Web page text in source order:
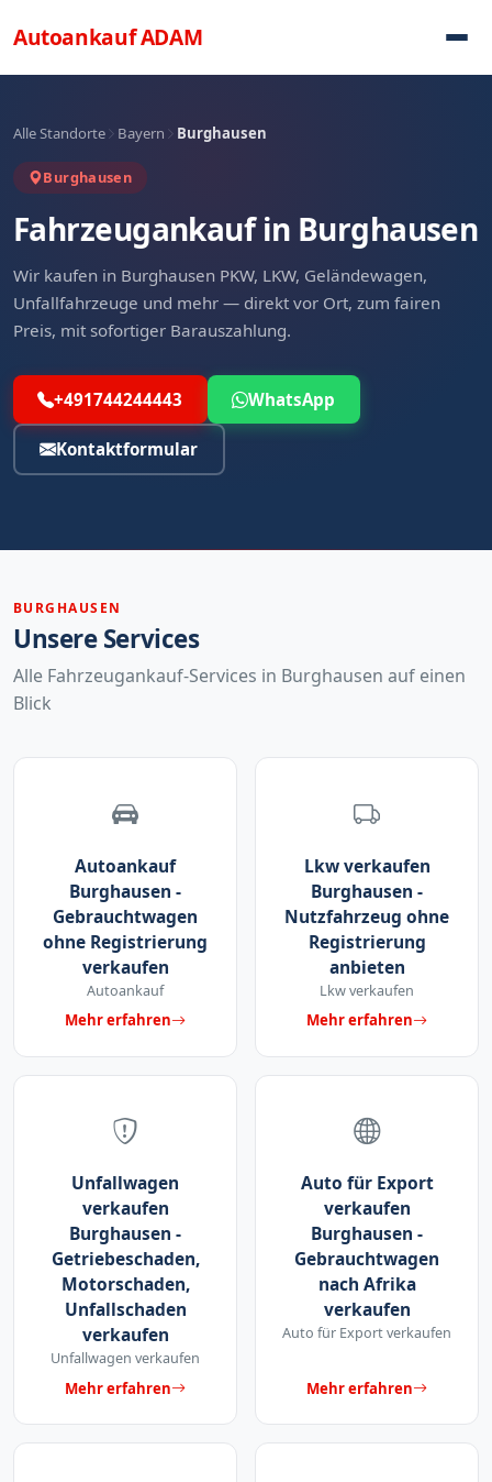
AutoankaufADAM
Alle Standorte Bayern Burghausen
Burghausen
Fahrzeugankauf in Burghausen
Wir kaufen in Burghausen PKW, LKW, Geländewagen,
Unfallfahrzeuge und mehr — direkt vor Ort, zum fairen
Preis, mit sofortiger Barauszahlung.
+491744244443 WhatsApp
Kontaktformular
BURGHAUSEN
Unsere Services
Alle Fahrzeugankauf-Services in Burghausen auf einen
Blick
Autoankauf
Burghausen -
Gebrauchtwagen
ohne Registrierung
verkaufen
Autoankauf
Mehr erfahren
Lkw verkaufen
Burghausen -
Nutzfahrzeug ohne
Registrierung
anbieten
Lkw verkaufen
Mehr erfahren
Unfallwagen
verkaufen
Burghausen -
Getriebeschaden,
Motorschaden,
Unfallschaden
verkaufen
Unfallwagen verkaufen
Mehr erfahren
Auto für Export
verkaufen
Burghausen -
Gebrauchtwagen
nach Afrika
verkaufen
Auto für Export verkaufen
Mehr erfahren